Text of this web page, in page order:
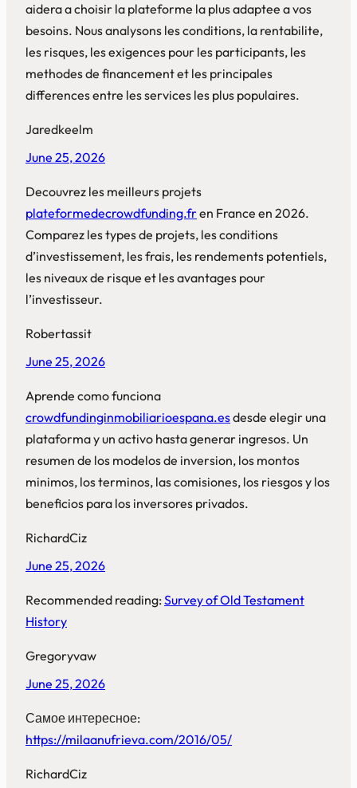
aidera a choisir la plateforme la plus adaptee a vos
besoins. Nous analysons les conditions, la rentabilite,
les risques, les exigences pour les participants, les
methodes de financement et les principales
differences entre les services les plus populaires.
Jaredkeelm
June 25, 2026
Decouvrez les meilleurs projets
plateformedecrowdfunding.fren France en 2026.
Comparez les types de projets, les conditions
d’investissement, les frais, les rendements potentiels,
les niveaux de risque et les avantages pour
l’investisseur.
Robertassit
June 25, 2026
Aprende como funciona
crowdfundinginmobiliarioespana.esdesde elegir una
plataforma y un activo hasta generar ingresos. Un
resumen de los modelos de inversion, los montos
minimos, los terminos, las comisiones, los riesgos y los
beneficios para los inversores privados.
RichardCiz
June 25, 2026
Recommended reading: Survey of Old Testament
History
Gregoryvaw
June 25, 2026
Самое интересное:
https://milaanufrieva.com/2016/05/
RichardCiz